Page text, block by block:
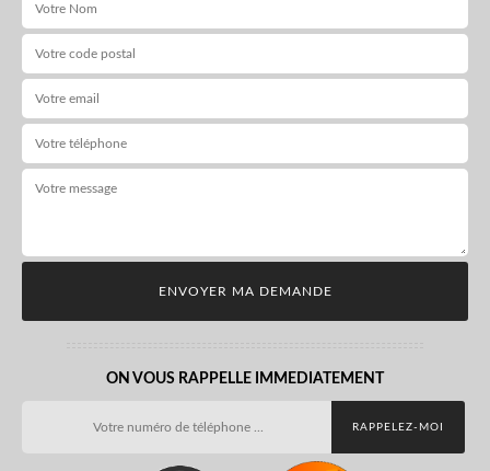
ON VOUS RAPPELLE IMMEDIATEMENT